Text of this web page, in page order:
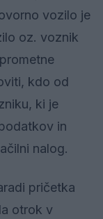
vozilo je
oz. voznik
kdo od
ki je
in
nalog.
pričetka
otrok v